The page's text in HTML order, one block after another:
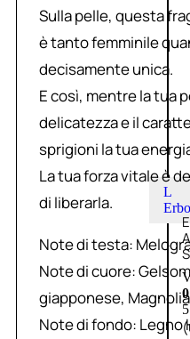
L
0
5
Sulla pelle, questa
è tanto femminile
decisamente unica.
E così, mentre la tua
delicatezza e il
sprigioni la tua
La tua forza vitale è
di liberarla.
Note di testa:
Note di cuore:
giapponese,
Note di fondo: Legno